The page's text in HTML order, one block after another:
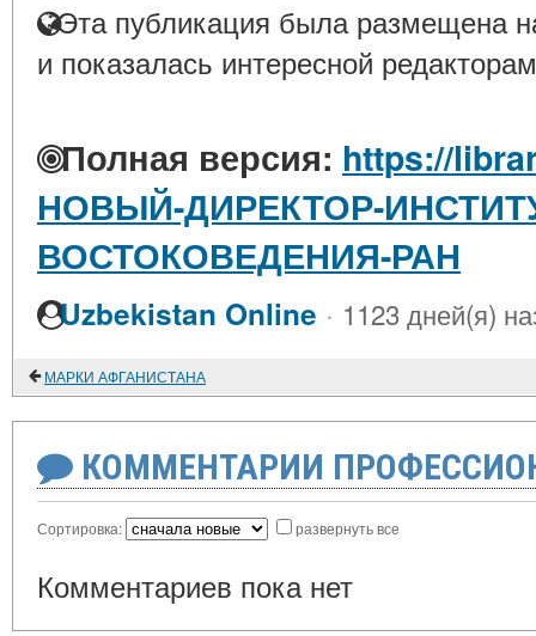
Эта публикация была размещена
и показалась интересной
Полная версия: https://
НОВЫЙ-ДИРЕКТОР-
ВОСТОКОВЕДЕНИЯ-РАН
Uzbekistan Online · 1123 дней(я)
МАРКИ АФГАНИСТАНА
КОММЕНТАРИИ
Сортировка: развернуть все
Комментариев пока нет